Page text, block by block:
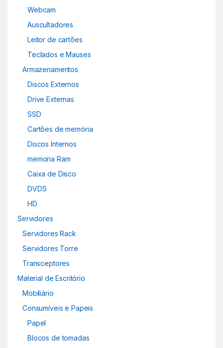
Webcam
Auscultadores
Leitor de cartões
Teclados e Mauses
Armazenamentos
Discos Externos
Drive Externas
SSD
Cartões de memória
Discos Internos
memoria Ram
Caixa de Disco
DVDS
HD
Servidores
Servidores Rack
Servidores Torre
Transceptores
Material de Escritório
Mobiliário
Consumíveis e Papeis
Papel
Blocos de tomadas